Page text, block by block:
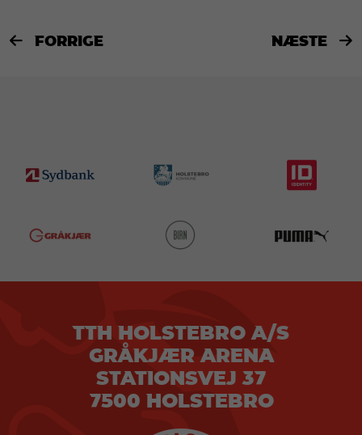
 FORRIGE NÆSTE 
TTH HOLSTEBRO A/S
GRÅKJÆR ARENA
STATIONSVEJ 37
7500 HOLSTEBRO